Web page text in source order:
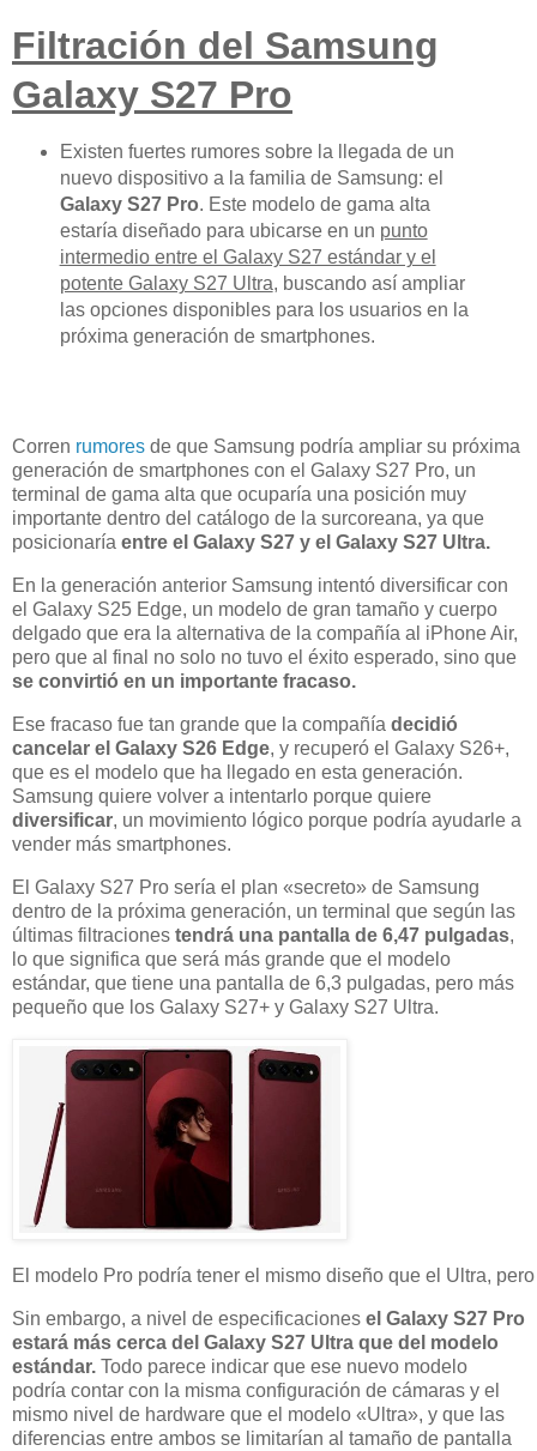
Filtración del Samsung
Galaxy S27 Pro
Existen fuertes rumores sobre la llegada de un
nuevo dispositivo a la familia de Samsung: el
Galaxy S27 Pro. Este modelo de gama alta
estaría diseñado para ubicarse en un punto
intermedio entre el Galaxy S27 estándar y el
potente Galaxy S27 Ultra, buscando así ampliar
las opciones disponibles para los usuarios en la
próxima generación de smartphones.
Corren rumores de que Samsung podría ampliar su próxima
generación de smartphones con el Galaxy S27 Pro, un
terminal de gama alta que ocuparía una posición muy
importante dentro del catálogo de la surcoreana, ya que
posicionaría entre el Galaxy S27 y el Galaxy S27 Ultra.
En la generación anterior Samsung intentó diversificar con
el Galaxy S25 Edge, un modelo de gran tamaño y cuerpo
delgado que era la alternativa de la compañía al iPhone Air,
pero que al final no solo no tuvo el éxito esperado, sino que
se convirtió en un importante fracaso.
Ese fracaso fue tan grande que la compañía decidió
cancelar el Galaxy S26 Edge, y recuperó el Galaxy S26+,
que es el modelo que ha llegado en esta generación.
Samsung quiere volver a intentarlo porque quiere
diversificar, un movimiento lógico porque podría ayudarle a
vender más smartphones.
El Galaxy S27 Pro sería el plan «secreto» de Samsung
dentro de la próxima generación, un terminal que según las
últimas filtraciones tendrá una pantalla de 6,47 pulgadas,
lo que significa que será más grande que el modelo
estándar, que tiene una pantalla de 6,3 pulgadas, pero más
pequeño que los Galaxy S27+ y Galaxy S27 Ultra.
El modelo Pro podría tener el mismo diseño que el Ultra,
Sin embargo, a nivel de especificaciones el Galaxy S27 Pro
estará más cerca del Galaxy S27 Ultra que del modelo
estándar. Todo parece indicar que ese nuevo modelo
podría contar con la misma configuración de cámaras y el
mismo nivel de hardware que el modelo «Ultra», y que las
diferencias entre ambos se limitarían al tamaño de pantalla